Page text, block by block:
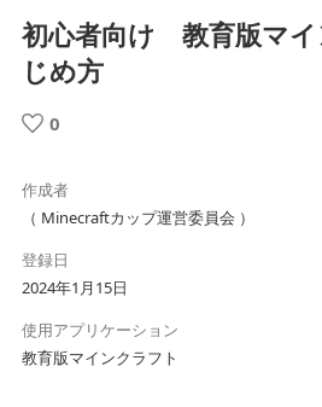
初心者向け 教育版マ
じめ方
0
作成者
（ Minecraftカップ運営委員会 ）
登録日
2024年1月15日
使用アプリケーション
教育版マインクラフト